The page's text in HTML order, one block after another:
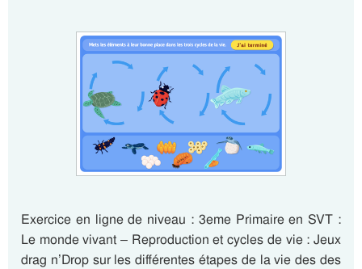
Exercice en ligne de niveau : 3eme Primaire en SVT :
Le monde vivant – Reproduction et cycles de vie : Jeux
drag n’Drop sur les différentes étapes de la vie des des